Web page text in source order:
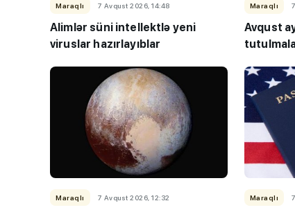
Maraqlı 7 Avqust 2026, 14:48
Alimlər süni intellektlə yeni
viruslar hazırlayıblar
Maraqlı
Avqust
Maraqlı 7 Avqust 2026, 12:32 Maraqlı